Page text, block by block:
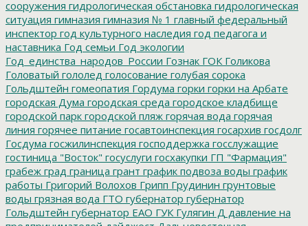
сооружения гидрологическая обстановка гидрологическая
ситуация гимназия гимназия № 1 главный федеральный
инспектор год культурного наследия год педагога и
наставника Год семьи Год экологии
Год_единства_народов_России Гознак ГОКГоликова
Головатый гололед голосование голубая сорока
Гольдштейн гомеопатия Гордума горки горки на Арбате
городская Дума городская среда городское кладбище
городской парк городской пляж горячая вода горячая
линия горячее питание госавтоинспекция госархив госдолг
Госдума госжилинспекция господдержка госслужащие
гостиница "Восток" госуслуги госхакупки ГП "Фармация"
грабеж град граница грант график подвоза воды график
работы Григорий Волохов Грипп Грудинин грунтовые
воды грязная вода ГТО губернатор губернатор
Гольдштейн губернатор ЕАО ГУКГулягин Д давление на